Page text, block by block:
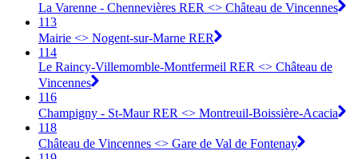
La Varenne - Chennevières RER <> Château de Vincennes
113
Mairie <> Nogent-sur-Marne RER
114
Le Raincy-Villemomble-Montfermeil RER <> Château de
Vincennes
116
Champigny - St-Maur RER <> Montreuil-Boissière-Acacia
118
Château de Vincennes <> Gare de Val de Fontenay